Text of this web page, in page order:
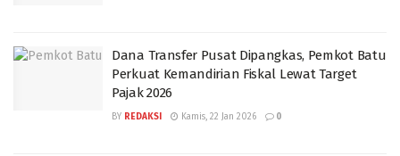
Dana Transfer Pusat Dipangkas, Pemkot Batu
Perkuat Kemandirian Fiskal Lewat Target
Pajak 2026
BY REDAKSI Kamis, 22 Jan 2026 0